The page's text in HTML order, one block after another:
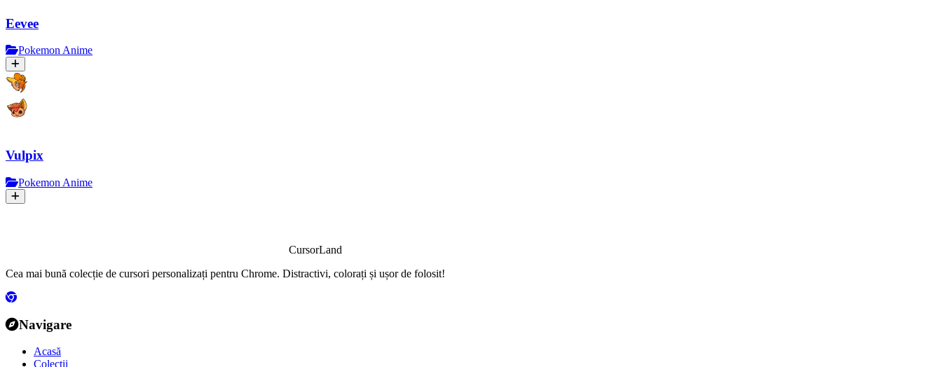
Eevee
Pokemon Anime
Vulpix
Pokemon Anime
CursorLand
Cea mai bună colecție de cursori personalizați pentru Chrome. Distractivi, colorați și ușor de folosit!
Navigare
Acasă
Colecții